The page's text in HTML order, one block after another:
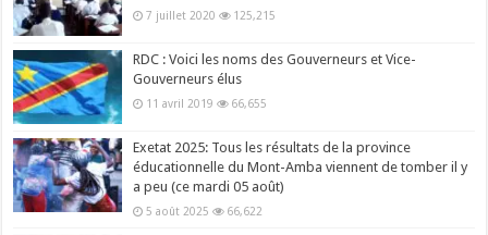
7 juillet 2020 125,215
RDC : Voici les noms des Gouverneurs et Vice-
Gouverneurs élus
11 avril 2019 66,655
Exetat 2025: Tous les résultats de la province
éducationnelle du Mont-Amba viennent de tomber il y
a peu (ce mardi 05 août)
5 août 2025 66,622